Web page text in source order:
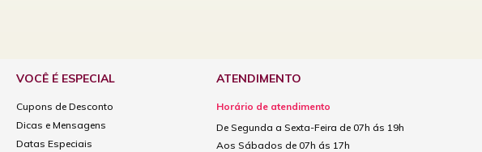
VOCÊ É ESPECIAL
Cupons de Desconto
Dicas e Mensagens
Datas Especiais
ATENDIMENTO
Horário de atendimento
De Segunda a Sexta-Feira de 07h ás 19h
Aos Sábados de 07h ás 17h